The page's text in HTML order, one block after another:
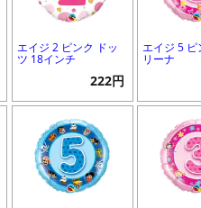
エイジ 2 ピンク ドッ
ツ 18インチ
222円
エイジ 5 ピ
リーナ